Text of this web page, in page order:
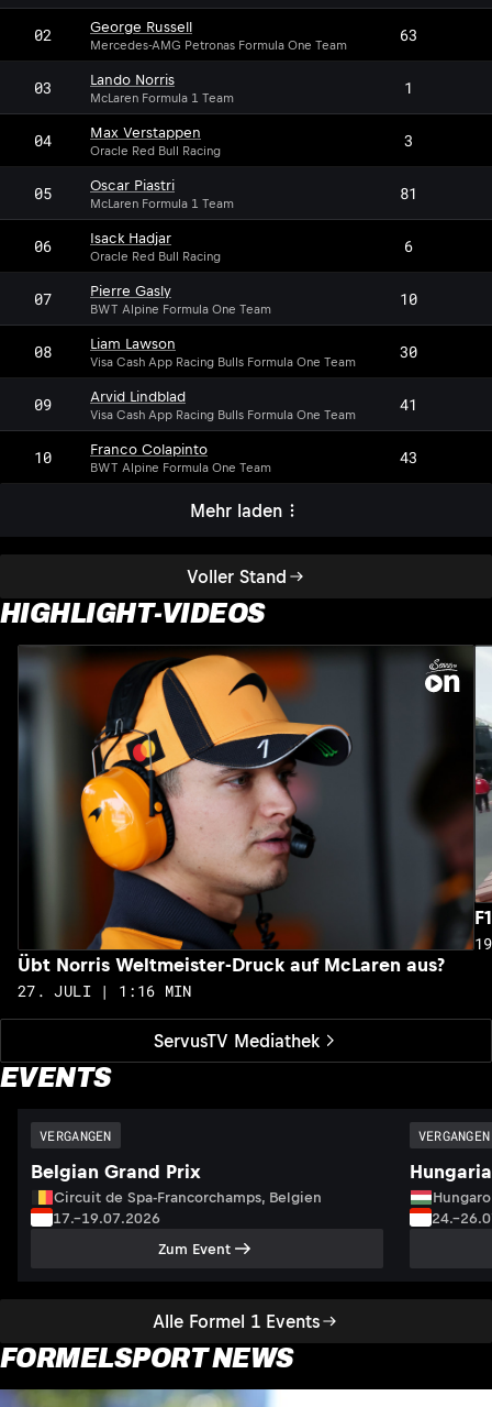
Voller Stand
02 George Russell
Mercedes-AMG Petronas Formula One Team 63
03 Lando Norris
McLaren Formula 1 Team 1
04 Max Verstappen
Oracle Red Bull Racing 3
05 Oscar Piastri
McLaren Formula 1 Team 81
06 Isack Hadjar
Oracle Red Bull Racing 6
07 Pierre Gasly
BWT Alpine Formula One Team 10
08 Liam Lawson
Visa Cash App Racing Bulls Formula One Team 30
09 Arvid Lindblad
Visa Cash App Racing Bulls Formula One Team 41
10 Franco Colapinto
BWT Alpine Formula One Team 43
Mehr laden
HIGHLIGHT-VIDEOS
ServusTV Mediathek
Übt Norris Weltmeister-Druck auf McLaren aus?
27. JULI | 1:16 MIN
EVENTS
Alle Formel 1 Events
VERGANGEN
Belgian Grand Prix
Circuit de Spa-Francorchamps, Belgien
17.–19.07.2026
Zum Event
VERGANGEN
FORMELSPORT NEWS